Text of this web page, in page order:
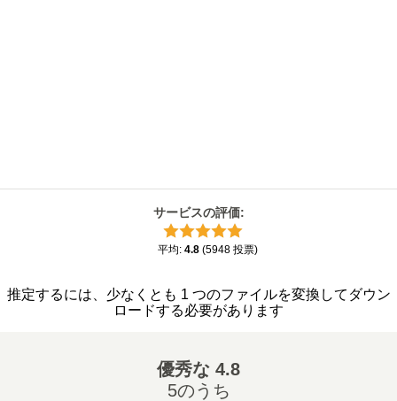
サービスの評価:
平均: 4.8 (5948 投票)
推定するには、少なくとも 1 つのファイルを変換してダウン
ロードする必要があります
優秀な 4.8
5のうち